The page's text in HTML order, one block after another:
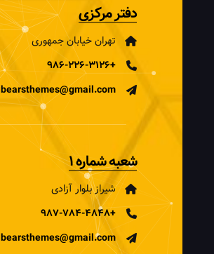
دفتر مرکزی
تهران خیابان جمهوری
+986-226-3126
bearsthemes@gmail.com
شعبه شماره 1
شیراز بلوار آزادی
+987-784-4848
bearsthemes@gmail.com